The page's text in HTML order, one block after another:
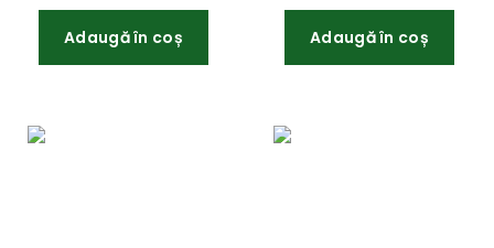
Adaugă în coș Adaugă în coș